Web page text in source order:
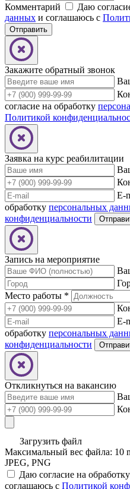
Комментарий
Даю
данных и соглашаюсь с
Закажите обратный звонок
согласие на обработку
Политикой
Заявка на курс реабилитации
E-
обработку персональных
конфиденциальности
Запись на мероприятие
Место работы *
E-
обработку персональных
конфиденциальности
Откликнуться на вакансию
Загрузить файл
Максимальный вес файла: 10
JPEG, PNG
Даю согласие на обработку
соглашаюсь с Политикой